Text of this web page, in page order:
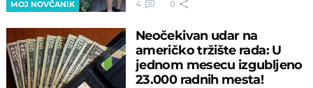
MOJ NOVČANIK 4 0
Neočekivan udar na
američko tržište rada: U
jednom mesecu izgubljeno
23.000 radnih mesta!